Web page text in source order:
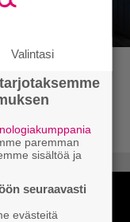
jokaisella
Valintasi
paremman
sisältöä ja
seuraavasti
evästeitä